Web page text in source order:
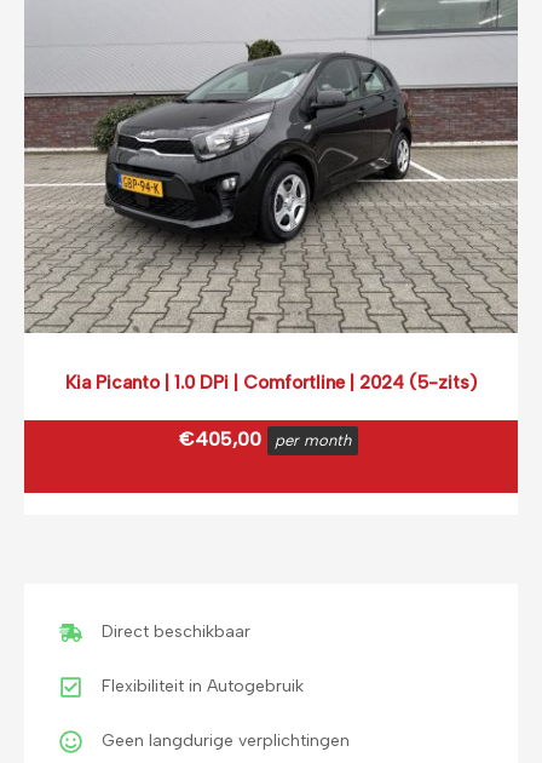
Kia Picanto | 1.0 DPi | Comfortline | 2024 (5-zits)
€405,00 per month
Direct beschikbaar
Flexibiliteit in Autogebruik
Geen langdurige verplichtingen